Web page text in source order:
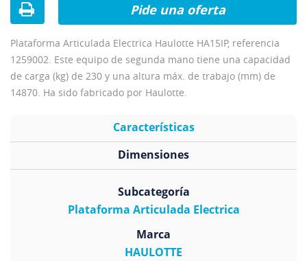
Plataforma Articulada Electrica Haulotte HA15IP, referencia
1259002. Este equipo de segunda mano tiene una capacidad
de carga (kg) de 230 y una altura máx. de trabajo (mm) de
14870. Ha sido fabricado por Haulotte.
Pide una oferta
Características
Subcategoría
Plataforma Articulada Electrica
Marca
HAULOTTE
Dimensiones